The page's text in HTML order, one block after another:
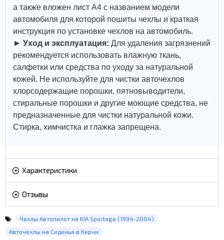
а также вложен лист А4 с названием модели
автомобиля для которой пошиты чехлы и краткая
инструкция по установке чехлов на автомобиль.
► Уход и эксплуатация: Для удаления загрязнений
рекомендуется использовать влажную ткань,
салфетки или средства по уходу за натуральной
кожей. Не используйте для чистки авточехлов
хлорсодержащие порошки, пятновыводители,
стиральные порошки и другие моющие средства, не
предназначенные для чистки натуральной кожи.
Стирка, химчистка и глажка запрещена.
Характеристики
Отзывы
Чехлы Автопилот на KIA Sportage (1994-2004)
Авточехлы на Сиденья в Керчи